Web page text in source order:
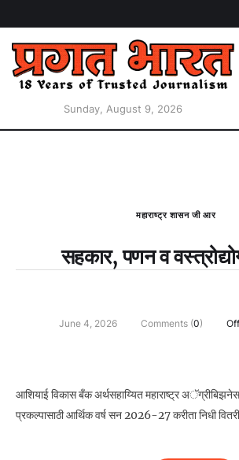
Sunday, August 9, 2026
महाराष्ट्र शासन जी आर
सहकार, पणन व
June 4, 2026 Comments (0)
आशियाई विकास बँक अर्थसहाय्यित महाराष्ट्र
प्रकल्पासाठी आर्थिक वर्ष सन 2026-27 करीता निधी